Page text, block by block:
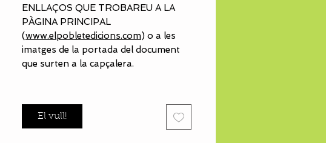
ENLLAÇOS QUE TROBAREU A LA
PÀGINA PRINCIPAL
(www.elpobletedicions.com) o a les
imatges de la portada del document
que surten a la capçalera.
El vull!